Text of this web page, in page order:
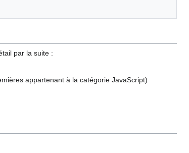
par la suite :
appartenant à la catégorie JavaScript)